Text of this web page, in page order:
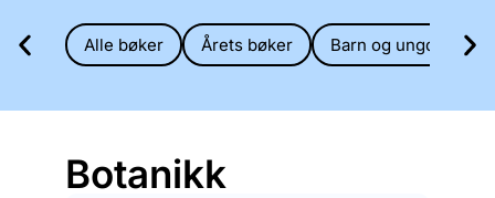
Alle bøker Årets bøker Barn og ungdom
Botanikk